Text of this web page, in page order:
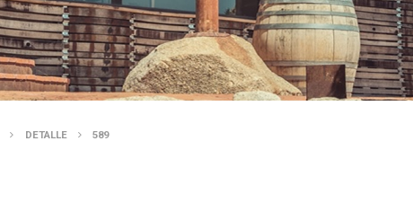
DETALLE 589